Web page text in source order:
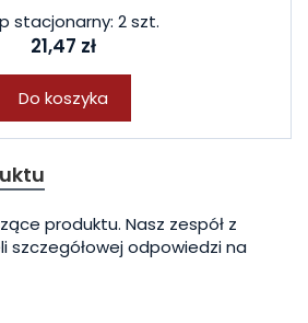
stacjonarny: 2 szt.
21,47 zł
Do koszyka
produktu. Nasz zespół z
szczegółowej odpowiedzi na